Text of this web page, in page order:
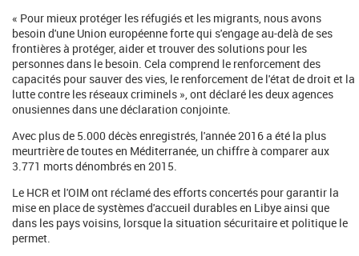
« Pour mieux protéger les réfugiés et les migrants, nous avons
besoin d'une Union européenne forte qui s'engage au-delà de ses
frontières à protéger, aider et trouver des solutions pour les
personnes dans le besoin. Cela comprend le renforcement des
capacités pour sauver des vies, le renforcement de l'état de droit et la
lutte contre les réseaux criminels », ont déclaré les deux agences
onusiennes dans une déclaration conjointe.
Avec plus de 5.000 décès enregistrés, l'année 2016 a été la plus
meurtrière de toutes en Méditerranée, un chiffre à comparer aux
3.771 morts dénombrés en 2015.
Le HCR et l'OIM ont réclamé des efforts concertés pour garantir la
mise en place de systèmes d'accueil durables en Libye ainsi que
dans les pays voisins, lorsque la situation sécuritaire et politique le
permet.